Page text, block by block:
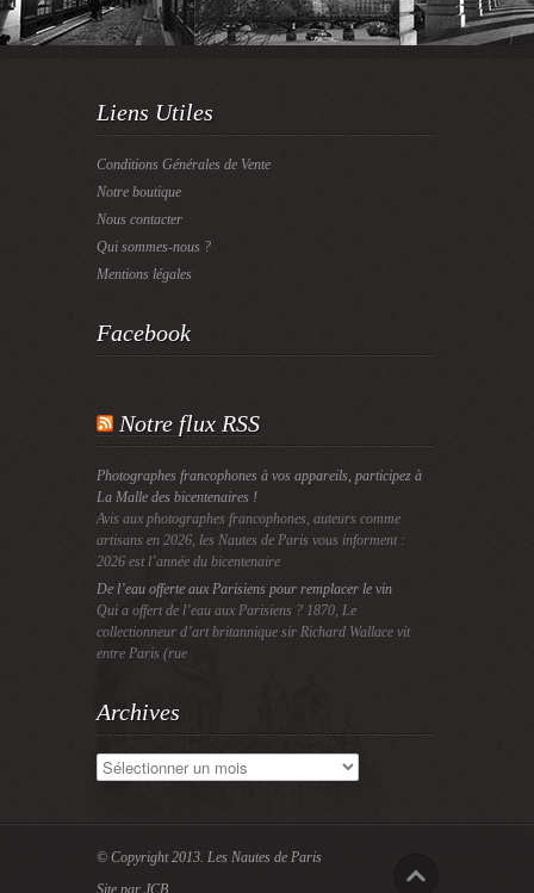
Liens Utiles
Conditions Générales de Vente
Notre boutique
Nous contacter
Qui sommes-nous ?
Mentions légales
Facebook
Notre flux RSS
Photographes francophones à vos appareils, participez à
La Malle des bicentenaires !
Avis aux photographes francophones, auteurs comme
artisans en 2026, les Nautes de Paris vous informent :
2026 est l’année du bicentenaire
De l’eau offerte aux Parisiens pour remplacer le vin
Qui a offert de l’eau aux Parisiens ? 1870, Le
collectionneur d’art britannique sir Richard Wallace vit
entre Paris (rue
Archives
Archives
© Copyright 2013. Les Nautes de Paris
Site par JCB